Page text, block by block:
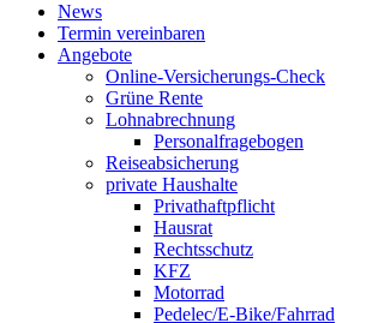
News
Termin vereinbaren
Angebote
Online-Versicherungs-Check
Grüne Rente
Lohnabrechnung
Personalfragebogen
Reiseabsicherung
private Haushalte
Privathaftpflicht
Hausrat
Rechtsschutz
KFZ
Motorrad
Pedelec/E-Bike/Fahrrad